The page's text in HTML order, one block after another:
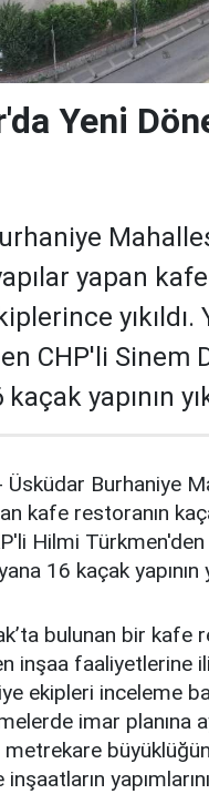
Yeni
yapan
CHP'li Sinem
yapının
Üsküdar Burhaniye
kafe restoranın
Hilmi
16 kaçak yapının
bulunan bir kafe
inşaa faaliyetlerine
ekipleri inceleme
imar planına
metrekare